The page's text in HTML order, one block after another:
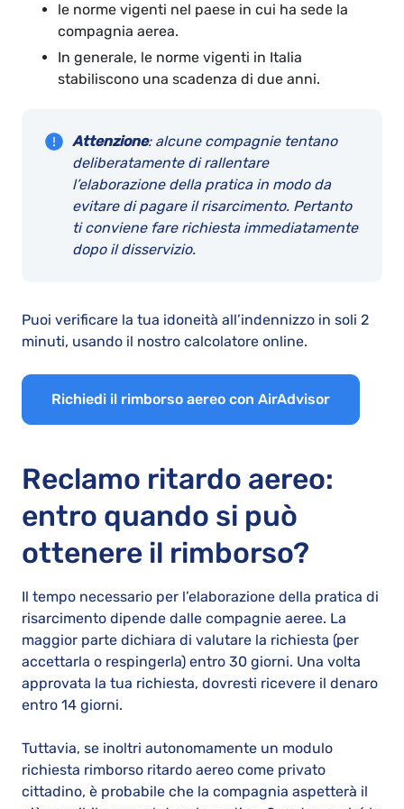
le norme vigenti nel paese in cui ha sede la
compagnia aerea.
In generale, le norme vigenti in Italia
stabiliscono una scadenza di due anni.
Attenzione: alcune compagnie tentano
deliberatamente di rallentare
l’elaborazione della pratica in modo da
evitare di pagare il risarcimento. Pertanto
ti conviene fare richiesta immediatamente
dopo il disservizio.
Puoi verificare la tua idoneità all’indennizzo in soli 2
minuti, usando il nostro calcolatore online.
Richiedi il rimborso aereo con AirAdvisor
Reclamo ritardo aereo:
entro quando si può
ottenere il rimborso?
Il tempo necessario per l’elaborazione della pratica di
risarcimento dipende dalle compagnie aeree. La
maggior parte dichiara di valutare la richiesta (per
accettarla o respingerla) entro 30 giorni. Una volta
approvata la tua richiesta, dovresti ricevere il denaro
entro 14 giorni.
Tuttavia, se inoltri autonomamente un modulo
richiesta rimborso ritardo aereo come privato
cittadino, è probabile che la compagnia aspetterà il